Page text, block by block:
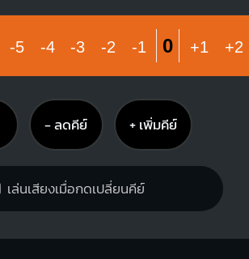
-5 -4 -3 -2 -1 0 +1 +2
− ลดคีย์ + เพิ่มคีย์
เล่นเสียงเมื่อกดเปลี่ยนคีย์